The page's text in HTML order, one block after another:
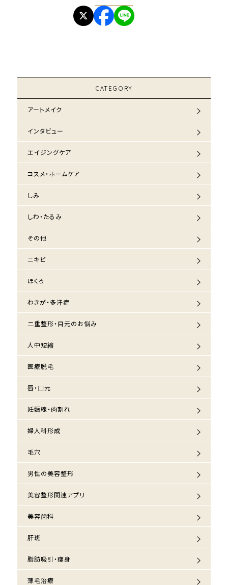
CATEGORY
アートメイク
インタビュー
エイジングケア
コスメ・ホームケア
しみ
しわ・たるみ
その他
ニキビ
ほくろ
わきが・多汗症
二重整形・目元のお悩み
人中短縮
医療脱毛
唇・口元
妊娠線・肉割れ
婦人科形成
毛穴
男性の美容整形
美容整形関連アプリ
美容歯科
肝斑
脂肪吸引・痩身
薄毛治療